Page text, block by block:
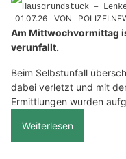
01.07.26 VON
Am Mittwochvormittag
verunfallt.
Beim Selbstunfall
dabei verletzt und mit
Ermittlungen wurden
Weiterlesen